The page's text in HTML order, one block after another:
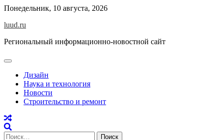
Skip
content
Понедельник, 10 августа, 2026
luud.ru
Региональный информационно-новостной сайт
Дизайн
Наука и технология
Новости
Строительство и ремонт
Найти: